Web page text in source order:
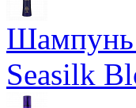
Шампунь
Seasilk